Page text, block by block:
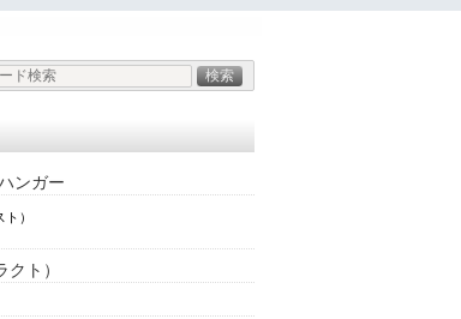
ンガー
ト）
ト）